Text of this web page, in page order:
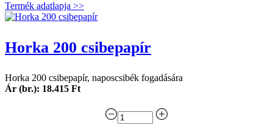
Termék adatlapja >>
Horka 200 csibepapír
Horka 200 csibepapír, naposcsibék fogadására
Ár (br.): 18.415 Ft